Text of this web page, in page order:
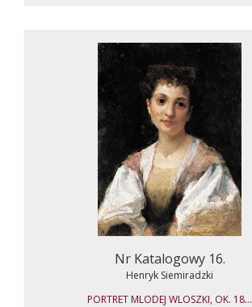
Nr Katalogowy 16.
Henryk Siemiradzki
PORTRET MLODEJ WLOSZKI, OK. 18...